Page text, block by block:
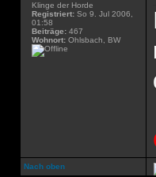
Klinge der Horde
Registriert: So 9. Jul 2006,
01:58
Beiträge: 467
Wohnort: Ohlsbach, BW
Nach oben